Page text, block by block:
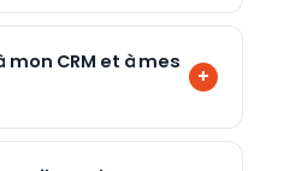
CRM et à mes